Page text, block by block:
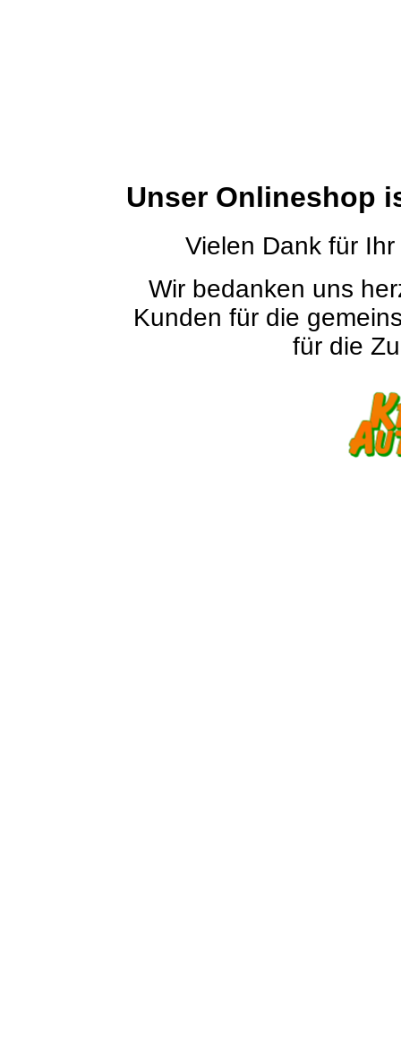
Unser Onlineshop
Vielen Dank für
Wir bedanken uns
Kunden für die
für die